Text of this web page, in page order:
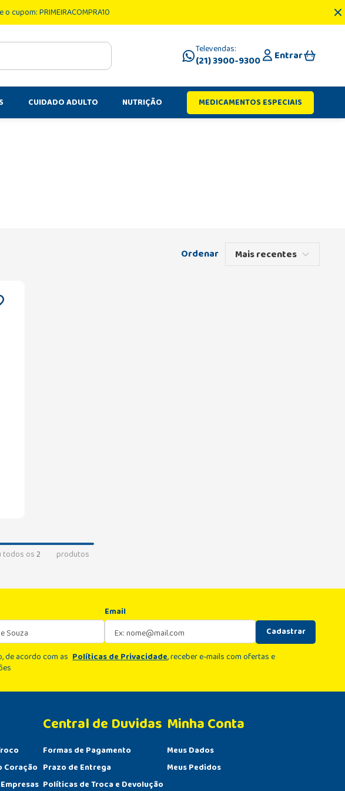
o cupom: PRIMEIRACOMPRA10
Televendas:
(21) 3900-9300 Entrar
CUIDADO ADULTO NUTRIÇÃO MEDICAMENTOS ESPECIAIS
Mais recentes
todos os2 produtos
Email
Cadastrar
de acordo com as Políticas de Privacidade, receber e-mails com ofertas e
Coração
Central de Duvidas
Formas de Pagamento
Prazo de Entrega
Políticas de Troca e Devolução
Minha Conta
Meus Dados
Meus Pedidos